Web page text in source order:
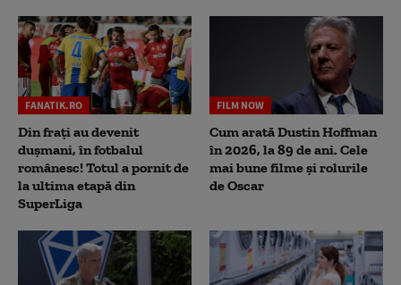
FANATIK.RO
Din frați au devenit
dușmani, în fotbalul
românesc! Totul a pornit de
la ultima etapă din
SuperLiga
FILM NOW
Cum arată Dustin Hoffman
în 2026, la 89 de ani. Cele
mai bune filme și rolurile
de Oscar